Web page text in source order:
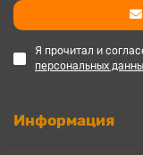
Я прочитал и
персональных
Информация